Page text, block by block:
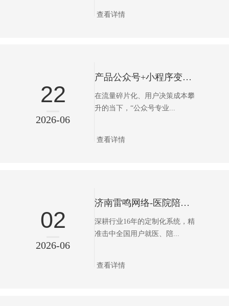
查看详情
22
2026-06
产品公众号+小程序变现指南：精准匹配与转化落地（通用版）
在流量碎片化、用户决策成本攀
升的当下，“公众号专业...
查看详情
02
2026-06
济南雷鸣网络-医院陪诊小程序，医院里的“隐形助手”，正在悄悄改变无数家庭的就医路。
深耕行业16年的定制化系统，精
准击中全国用户就医、陪...
查看详情